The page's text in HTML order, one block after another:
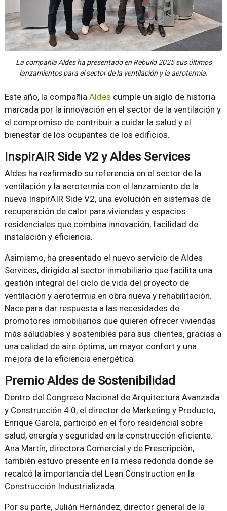
La compañía Aldes ha presentado en Rebuild 2025 sus últimos
lanzamientos para el sector de la ventilación y la aerotermia.
Este año, la compañía Aldes cumple un siglo de historia
marcada por la innovación en el sector de la ventilación y
el compromiso de contribuir a cuidar la salud y el
bienestar de los ocupantes de los edificios.
InspirAIR Side V2 y Aldes Services
Aldes ha reafirmado su referencia en el sector de la
ventilación y la aerotermia con el lanzamiento de la
nueva InspirAIR Side V2, una evolución en sistemas de
recuperación de calor para viviendas y espacios
residenciales que combina innovación, facilidad de
instalación y eficiencia.
Asimismo, ha presentado el nuevo servicio de Aldes
Services, dirigido al sector inmobiliario que facilita una
gestión integral del ciclo de vida del proyecto de
ventilación y aerotermia en obra nueva y rehabilitación.
Nace para dar respuesta a las necesidades de
promotores inmobiliarios que quieren ofrecer viviendas
más saludables y sostenibles para sus clientes, gracias a
una calidad de aire óptima, un mayor confort y una
mejora de la eficiencia energética.
Premio Aldes de Sostenibilidad
Dentro del Congreso Nacional de Arquitectura Avanzada
y Construcción 4.0, el director de Marketing y Producto,
Enrique García, participó en el foro residencial sobre
salud, energía y seguridad en la construcción eficiente.
Ana Martín, directora Comercial y de Prescripción,
también estuvo presente en la mesa redonda donde se
recalcó la importancia del Lean Construction en la
Construcción Industrializada.
Por su parte, Julián Hernández, director general de la